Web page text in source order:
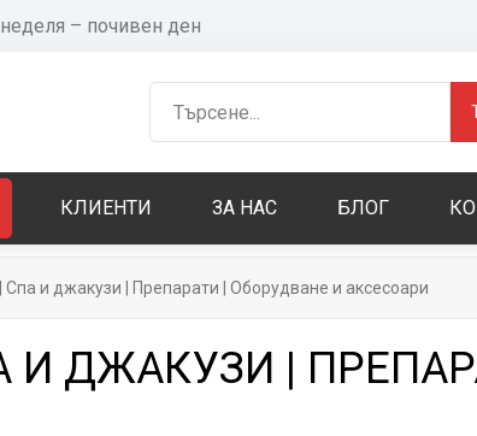
– почивен ден
КЛИЕНТИ ЗА НАС БЛОГ
Спа и джакузи | Препарати | Оборудване и аксесоари
И ДЖАКУЗИ |